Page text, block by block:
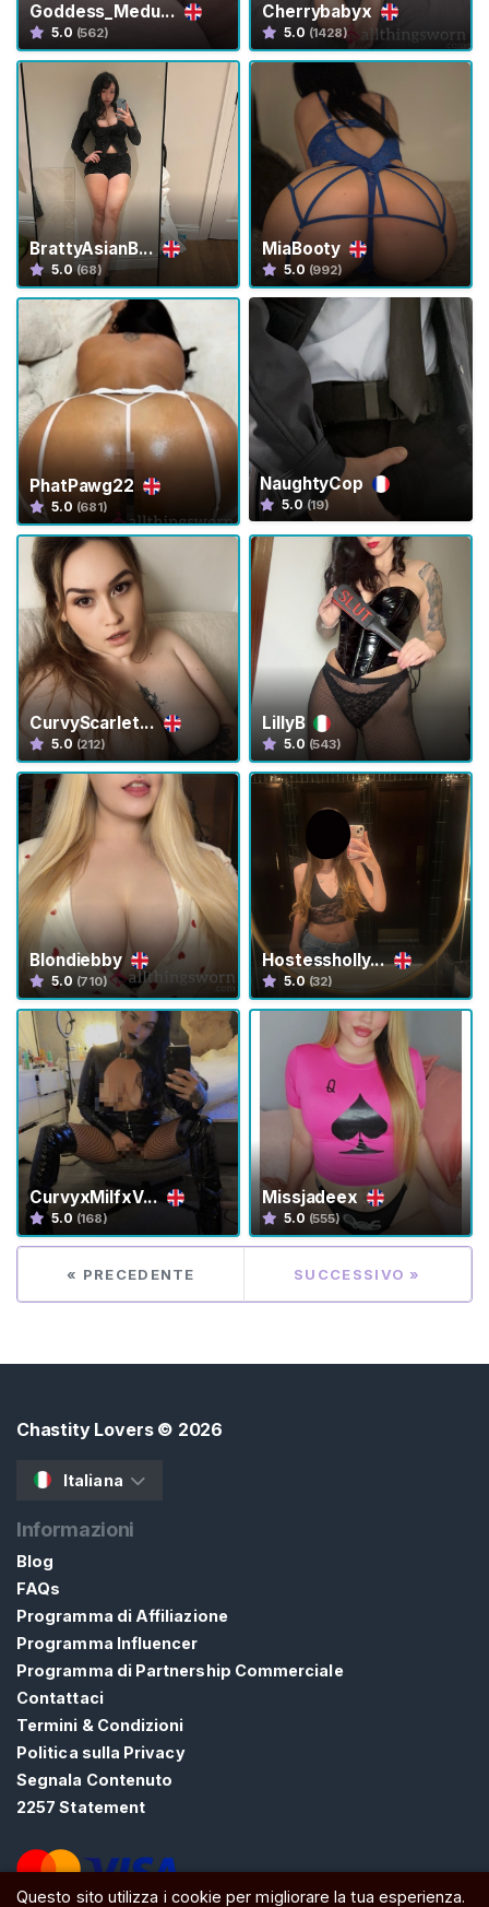
Goddess_Medu...
5.0 (562)
Cherrybabyx
5.0 (1428)
BrattyAsianB...
5.0 (68)
MiaBooty
5.0 (992)
PhatPawg22
5.0 (681)
NaughtyCop
5.0 (19)
CurvyScarlet...
5.0 (212)
LillyB
5.0 (543)
Blondiebby
5.0 (710)
Hostessholly...
5.0 (32)
CurvyxMilfxV...
5.0 (168)
Missjadeex
5.0 (555)
« PRECEDENTE SUCCESSIVO »
Chastity Lovers© 2026
Italiana
Informazioni
Blog
FAQs
Programma di Affiliazione
Programma Influencer
Programma di Partnership Commerciale
Contattaci
Termini & Condizioni
Politica sulla Privacy
Segnala Contenuto
2257 Statement
Questo sito utilizza i cookie per migliorare la tua esperienza.
a
b
b
e
l
l
a
C
a
t
i
t
à
C
i
n
t
u
r
a
D
i
C
a
s
t
à
S
i
s
s
y
C
h
a
s
i
t
y
u
D
i
C
a
t
i
t
à
F
e
m
d
o
m
C